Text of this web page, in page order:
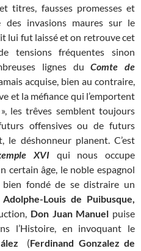
titres, fausses promesses et
des invasions maures sur le
lui fut laissé et on retrouve cet
tensions fréquentes sinon
lignes duComte de
acquise, bien au contraire,
et la méfiance qui l’emportent
les trêves semblent toujours
offensives ou de futurs
déshonneur planent. C’est
XVI
qui nous occupe
certain âge, le noble espagnol
fondé de se distraire un
Adolphe-Louis de Puibusque,
Don Juan Manuel puise
l’Histoire, en invoquant le
(Ferdinand Gonzalez de